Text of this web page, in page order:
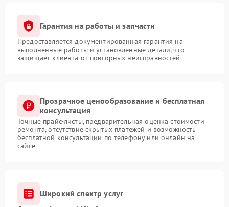
Гарантия на работы и запчасти
Предоставляется документированная гарантия на
выполненные работы и установленные детали, что
защищает клиента от повторных неисправностей
Прозрачное ценообразование и бесплатная
консультация
Точные прайс-листы, предварительная оценка стоимости
ремонта, отсутствие скрытых платежей и возможность
бесплатной консультации по телефону или онлайн на
сайте
Широкий спектр услуг